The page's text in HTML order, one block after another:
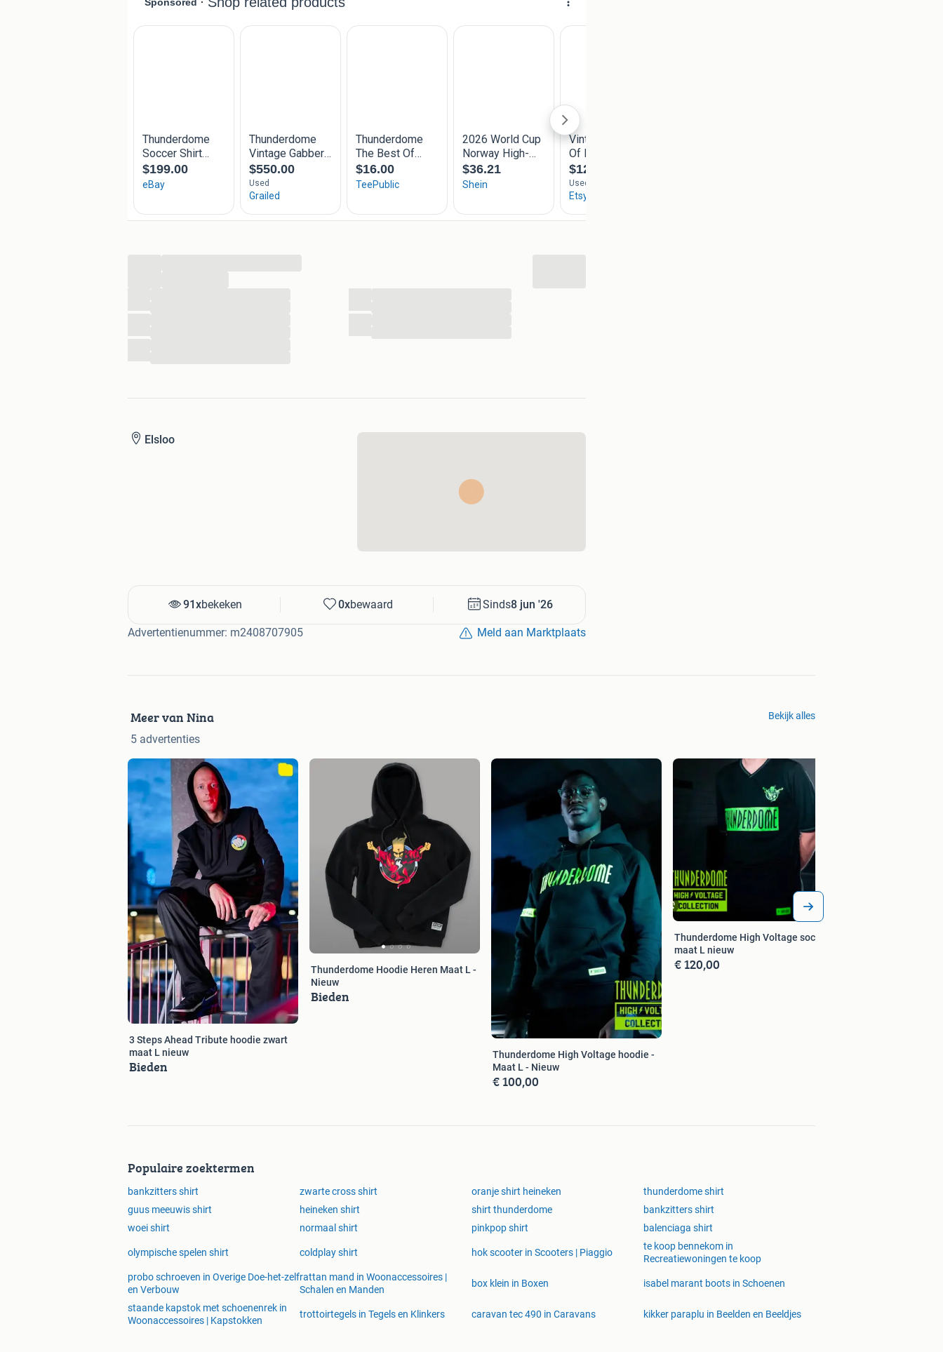
Elsloo
91xbekeken 0xbewaard Sinds8 jun '26
Advertentienummer: m2408707905 Meld aan Marktplaats
Meer van Nina
5 advertenties
Bekijk alles
3 Steps Ahead Tribute hoodie zwart
maat L nieuw
Bieden
Thunderdome Hoodie Heren Maat L -
Nieuw
Bieden
Thunderdome High Voltage hoodie -
Maat L - Nieuw
€ 100,00
Thunderdome High Voltage soccer
maat L nieuw
€ 120,00
Populaire zoektermen
bankzitters shirt zwarte cross shirt oranje shirt heineken
thunderdome shirt
guus meeuwis shirt
heineken shirt shirt thunderdome
bankzitters shirt
woei shirt
normaal shirt pinkpop shirt balenciaga shirt
olympische spelen shirt coldplay shirt hok scooter in Scooters | Piaggio
te koop bennekom in
Recreatiewoningen te koop
probo schroeven in Overige Doe-het-zelf
en Verbouw
rattan mand in Woonaccessoires |
Schalen en Manden
box klein in Boxen isabel marant boots in Schoenen
staande kapstok met schoenenrek in
Woonaccessoires | Kapstokken
trottoirtegels in Tegels en Klinkers caravan tec 490 in Caravans kikker paraplu in Beelden en Beeldjes